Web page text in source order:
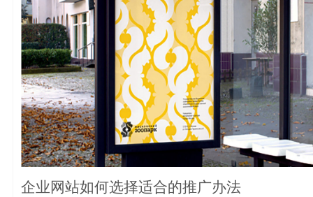
企业网站如何选择适合的推广办法